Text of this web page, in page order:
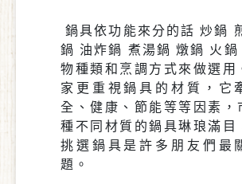
鍋具依功能來分的話 炒鍋
鍋 油炸鍋 煮湯鍋 燉鍋 火鍋
物種類和烹調方式來做選用
家更重視鍋具的材質，它
全、健康、節能等等因素，
種不同材質的鍋具琳琅滿目
挑選鍋具是許多朋友們最
題。